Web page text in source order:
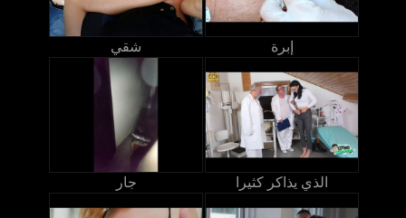
شقي إبرة
جار الذي يذاكر كثيرا